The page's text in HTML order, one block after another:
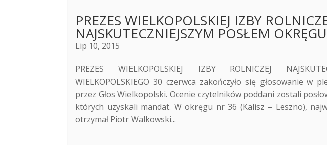
PREZES WIELKOPOLSKIEJ IZBY
NAJSKUTECZNIEJSZYM POSŁEM
Lip 10, 2015
PREZES WIELKOPOLSKIEJ IZBY ROLNICZEJ
WIELKOPOLSKIEGO 30 czerwca zakończyło się głosowanie w
przez Głos Wielkopolski. Ocenie czytelników poddani zostali
których uzyskali mandat. W okręgu nr 36 (Kalisz – Leszno),
otrzymał Piotr Walkowski...